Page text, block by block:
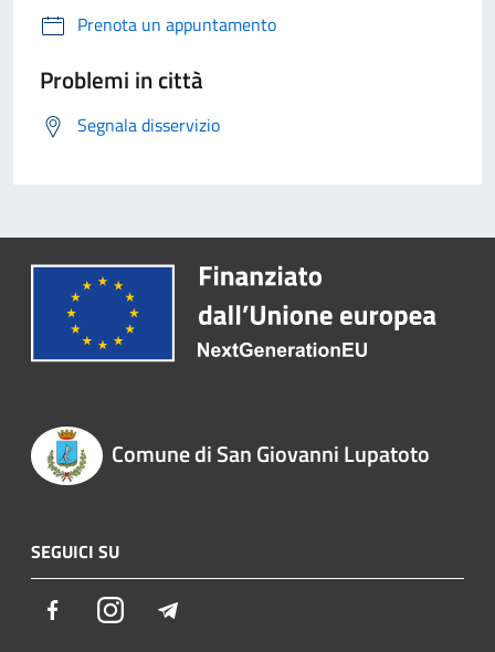
Prenota un appuntamento
Problemi in città
Segnala disservizio
Comune di San Giovanni Lupatoto
SEGUICI SU
FacebookInstagram